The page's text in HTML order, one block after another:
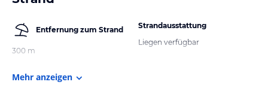
Entfernung zum Strand
300 m
Strandausstattung
Liegen verfügbar
Mehr anzeigen